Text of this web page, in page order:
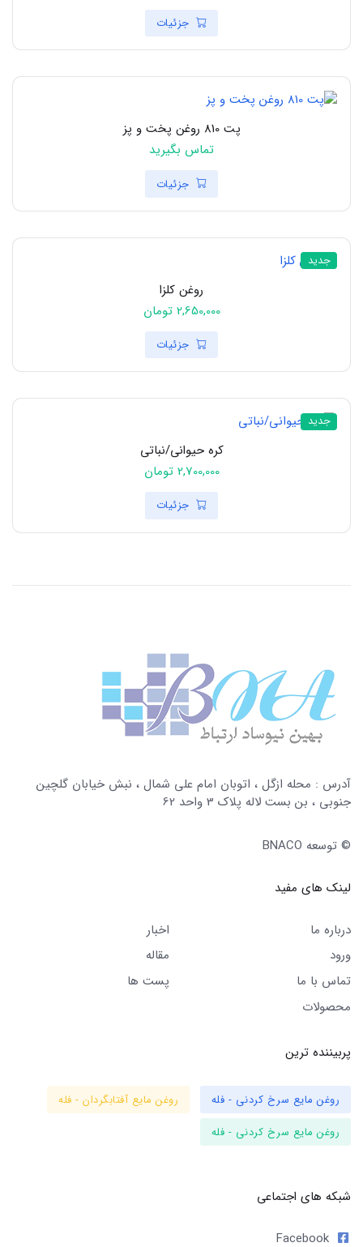
جزئیات
پت 810 روغن پخت و پز
تماس بگیرید
جزئیات
جدید
روغن کلزا
2,650,000 تومان
جزئیات
جدید
کره حیوانی/نباتی
2,700,000 تومان
جزئیات
آدرس : محله ازگل ، اتوبان امام علی شمال ، نبش خیابان گلچین
جنوبی ، بن بست لاله پلاک 3 واحد 62
© توسعه BNACO
لینک های مفید
درباره ما
ورود
تماس با ما
محصولات
اخبار
مقاله
پست ها
پربیننده ترین
روغن مایع سرخ کردنی - فله
روغن مایع آفتابگردان - فله
روغن مایع سرخ کردنی - فله
شبکه های اجتماعی
Facebook